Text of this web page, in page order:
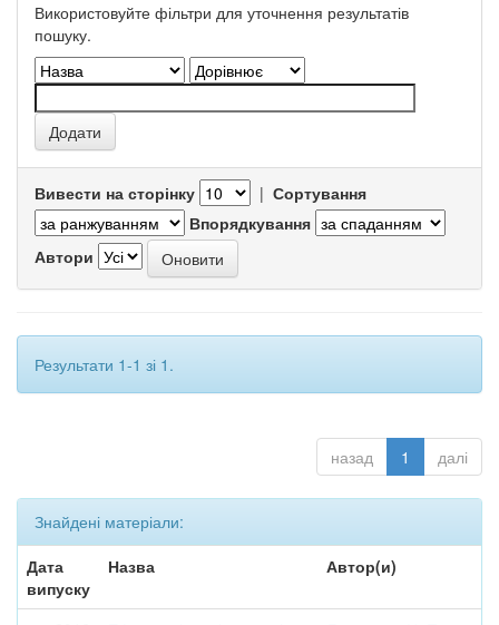
Використовуйте фільтри для уточнення результатів
пошуку.
Вивести на сторінку | Сортування
Впорядкування
Автори
Результати 1-1 зі 1.
назад 1 далі
Знайдені матеріали:
Дата
випуску
Назва Автор(и)